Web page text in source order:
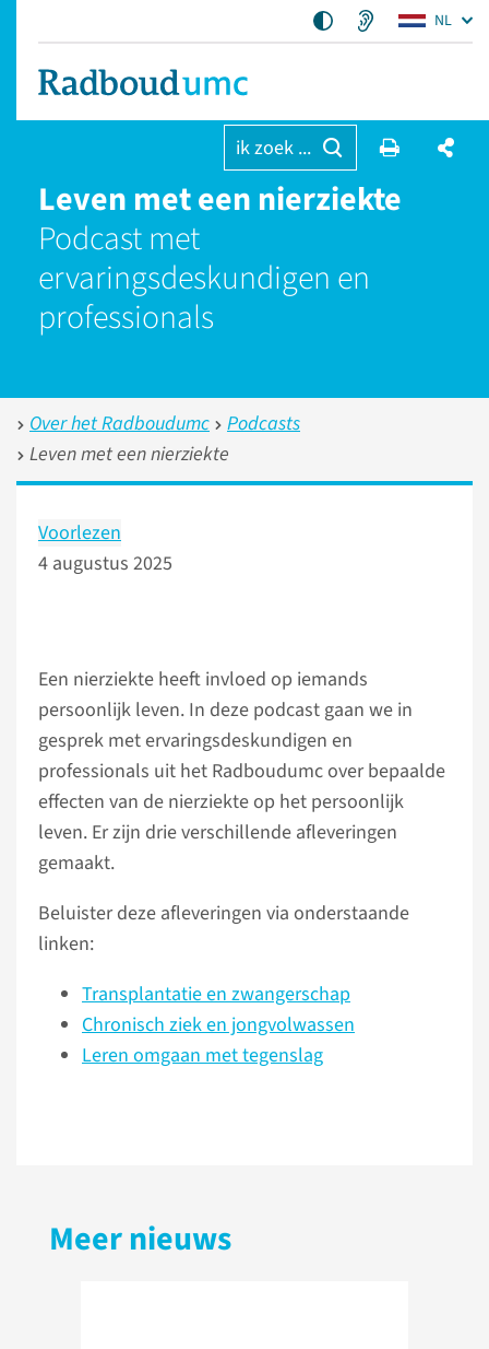
NL
ik zoek ...
Leven met een nierziekte
Podcast met
ervaringsdeskundigen en
professionals
Over het Radboudumc
Podcasts
Leven met een nierziekte
Voorlezen
4 augustus 2025
Een nierziekte heeft invloed op iemands
persoonlijk leven. In deze podcast gaan we in
gesprek met ervaringsdeskundigen en
professionals uit het Radboudumc over bepaalde
effecten van de nierziekte op het persoonlijk
leven. Er zijn drie verschillende afleveringen
gemaakt.
Beluister deze afleveringen via onderstaande
linken:
Transplantatie en zwangerschap
Chronisch ziek en jongvolwassen
Leren omgaan met tegenslag
Meer nieuws